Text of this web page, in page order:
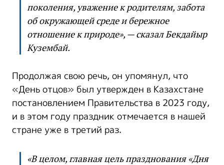
поколения, уважение к родителям, забота
об окружающей среде и бережное
отношение к природе», — сказал Бекдайыр
Кузембай.
Продолжая свою речь, он упомянул, что
«День отцов» был утвержден в Казахстане
постановлением Правительства в 2023 году,
и в этом году праздник отмечается в нашей
стране уже в третий раз.
«В целом, главная цель празднования «Дня